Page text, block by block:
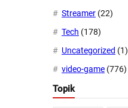
Streamer (22)
Tech (178)
Uncategorized (1)
video-game (776)
Topik